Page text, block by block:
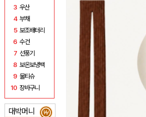
3 우산
4 부채
5 보조배터리
6 수건
7 선풍기
8 보온보냉백
9 물티슈
10 장바구니
대박머니 ₩